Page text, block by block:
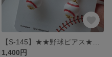
1,400円